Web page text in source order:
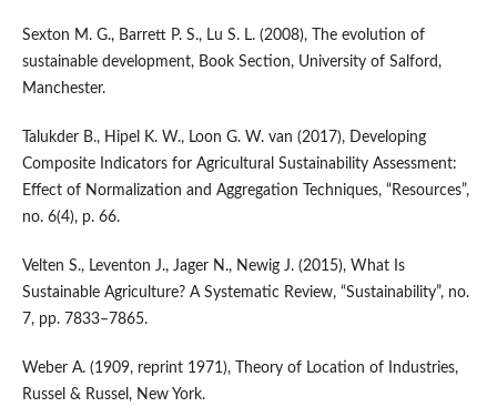
Sexton M. G., Barrett P. S., Lu S. L. (2008), The evolution of
sustainable development, Book Section, University of Salford,
Manchester.
Talukder B., Hipel K. W., Loon G. W. van (2017), Developing
Composite Indicators for Agricultural Sustainability Assessment:
Effect of Normalization and Aggregation Techniques, “Resources”,
no. 6(4), p. 66.
Velten S., Leventon J., Jager N., Newig J. (2015), What Is
Sustainable Agriculture? A Systematic Review, “Sustainability”, no.
7, pp. 7833–7865.
Weber A. (1909, reprint 1971), Theory of Location of Industries,
Russel & Russel, New York.